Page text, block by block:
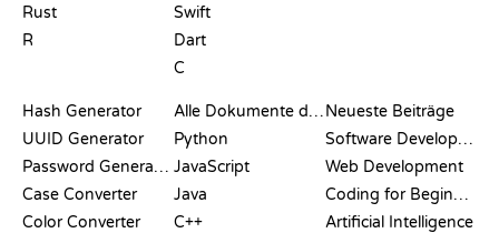
Rust
R
Swift
Dart
C
Hash Generator
UUID Generator
Password Generator
Case Converter
Color Converter
Alle Dokumente durchsuchen
Python
JavaScript
Java
C++
Neueste Beiträge
Software Development
Web Development
Coding for Beginners
Artificial Intelligence